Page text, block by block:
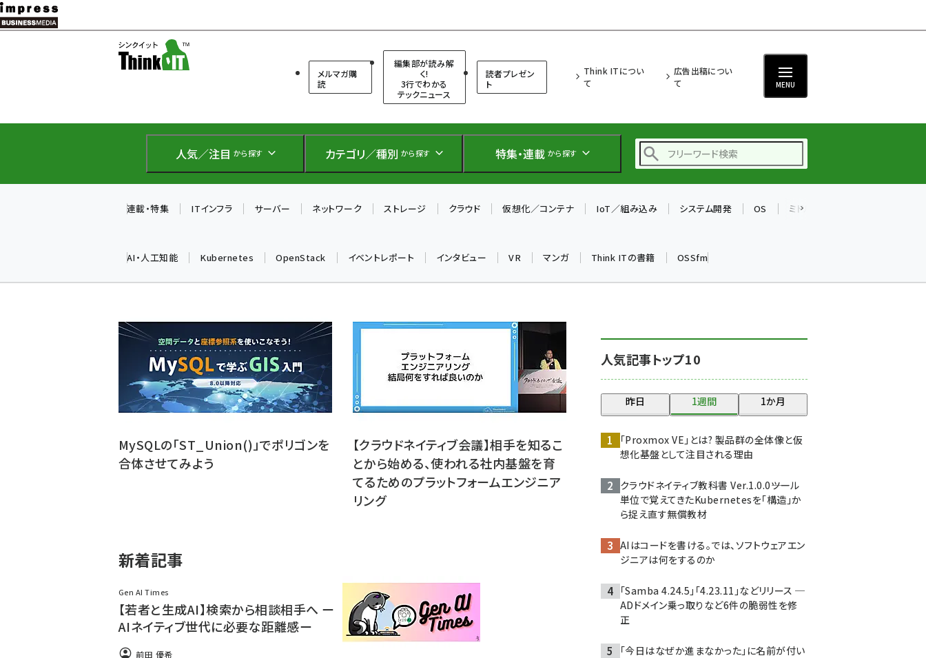
メ
イ
テ
に
メルマガ購
読
編集部が読み解
く!
3行でわかる
テックニュース
読者プレゼン
ト
Think ITについ
て
広告出稿につい
て
MENU
人気／注目 から探す カテゴリ／種別 から探す 特集・連載 から探す
仲間と築いた勝利の絆～
晴山佳須夫のヒント集！
(2037)
drupal (1956)
genai (1484)
abc123 (1360)
ai crunch (1355)
連載・特集 ITインフラ サーバー ネットワーク ストレージ クラウド 仮想化／コンテナ IoT／組み込み システム開発 OS ミドルウェア
AI・人工知能 Kubernetes OpenStack イベントレポート インタビュー VR マンガ Think ITの書籍 OSSfm
MySQLの「ST_Union()」でポリゴンを
合体させてみよう
【クラウドネイティブ会議】相手を知るこ
とから始める、使われる社内基盤を育
てるためのプラットフォームエンジニア
リング
新着記事
Gen AI Times
【若者と生成AI】検索から相談相手へ ー
AIネイティブ世代に必要な距離感ー
前田 優希
人気記事トップ10
昨日 1週間 1か月
「Proxmox VE」とは? 製品群の全体像と仮
想化基盤として注目される理由
クラウドネイティブ教科書 Ver.1.0.0――ツール
単位で覚えてきたKubernetesを「構造」か
ら捉え直す無償教材
AIはコードを書ける。では、ソフトウェアエン
ジニアは何をするのか
「Samba 4.24.5」「4.23.11」などリリース ─
ADドメイン乗っ取りなど6件の脆弱性を修
正
「今日はなぜか進まなかった」に名前が付い